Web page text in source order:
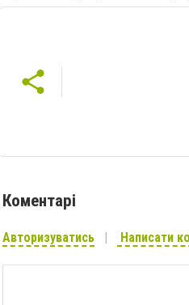
Коментарі
Авторизуватись Написати